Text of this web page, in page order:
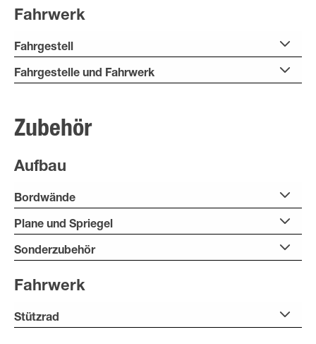
Fahrwerk
Fahrgestell
Fahrgestelle und Fahrwerk
Zubehör
Aufbau
Bordwände
Plane und Spriegel
Sonderzubehör
Fahrwerk
Stützrad